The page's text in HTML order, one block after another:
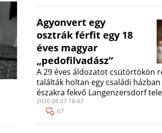
Agyonvert egy
osztrák férfit egy 18
éves magyar
„pedofilvadász”
A 29 éves áldozatot csütörtökön
találták holtan egy családi házban
északra fekvő Langenzersdorf
2026.08.07 18:47
67